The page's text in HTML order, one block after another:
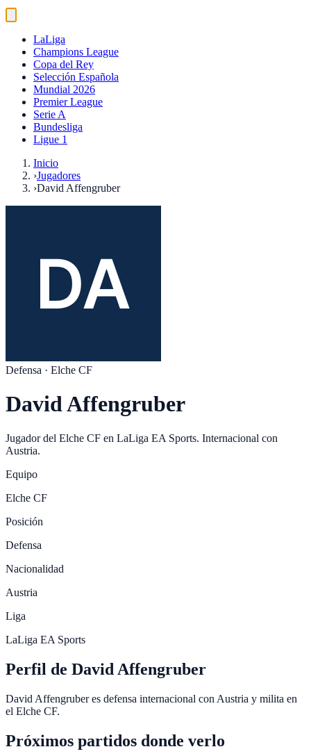
LaLiga
Champions League
Copa del Rey
Selección Española
Mundial 2026
Premier League
Serie A
Bundesliga
Ligue 1
Inicio
›Jugadores
›David Affengruber
Defensa · Elche CF
David Affengruber
Jugador del Elche CF en LaLiga EA Sports. Internacional con
Austria.
Equipo
Elche CF
Posición
Defensa
Nacionalidad
Austria
Liga
LaLiga EA Sports
Perfil de David Affengruber
David Affengruber es defensa internacional con Austria y milita en
el Elche CF.
Próximos partidos donde verlo